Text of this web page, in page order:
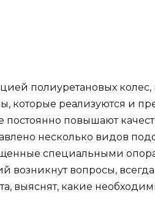
полиуретановых
которые реализуются и
повышают
несколько видов
специальными
возникнут вопросы,
выяснят, какие